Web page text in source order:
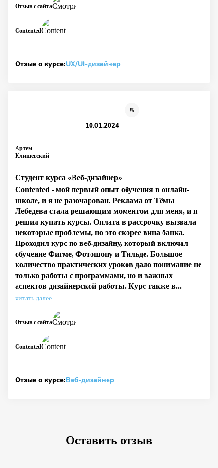
Contented
Отзыв с сайта
Отзыв о курсе:UX/UI-дизайнер
Артем
Клишевский
5
10.01.2024
Студент курса «Веб-дизайнер»
Contented - мой первый опыт обучения в онлайн-
школе, и я не разочарован. Реклама от Тёмы
Лебедева стала решающим моментом для меня, и я
решил купить курсы. Оплата в рассрочку вызвала
некоторые проблемы, но это скорее вина банка.
Проходил курс по веб-дизайну, который включал
обучение Фигме, Фотошопу и Тильде. Большое
количество практических уроков дало понимание не
только работы с программами, но и важных
аспектов дизайнерской работы. Курс также в...
читать далее
Contented
Отзыв с сайта
Отзыв о курсе:Веб-дизайнер
Оставить отзыв